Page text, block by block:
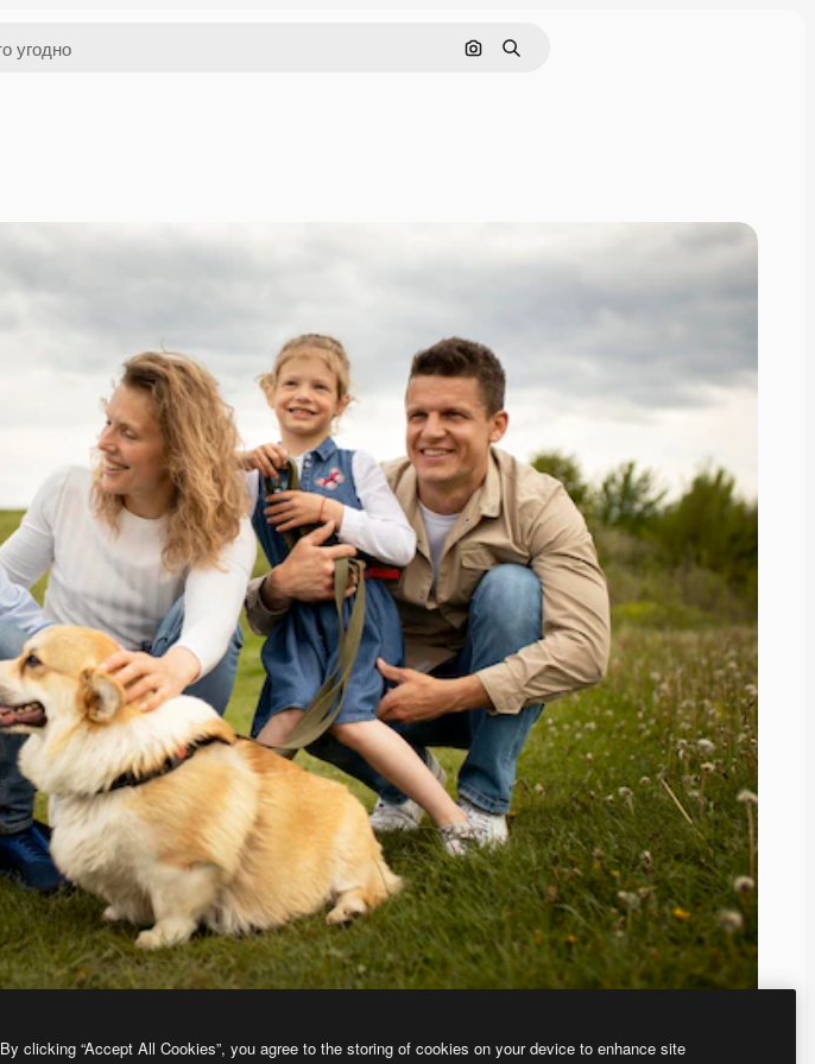
Поиск по изображению
Поиск
By clicking “Accept All Cookies”, you agree to the storing of cookies on your device to enhance site